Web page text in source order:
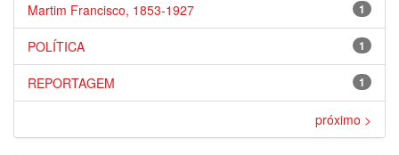
1
Martim Francisco, 1853-1927
1
POLÍTICA
1
REPORTAGEM
próximo >